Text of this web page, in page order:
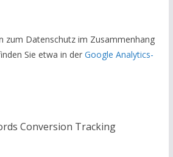
zum Datenschutz im Zusammenhang
Sie etwa in der Google Analytics-
Conversion Tracking